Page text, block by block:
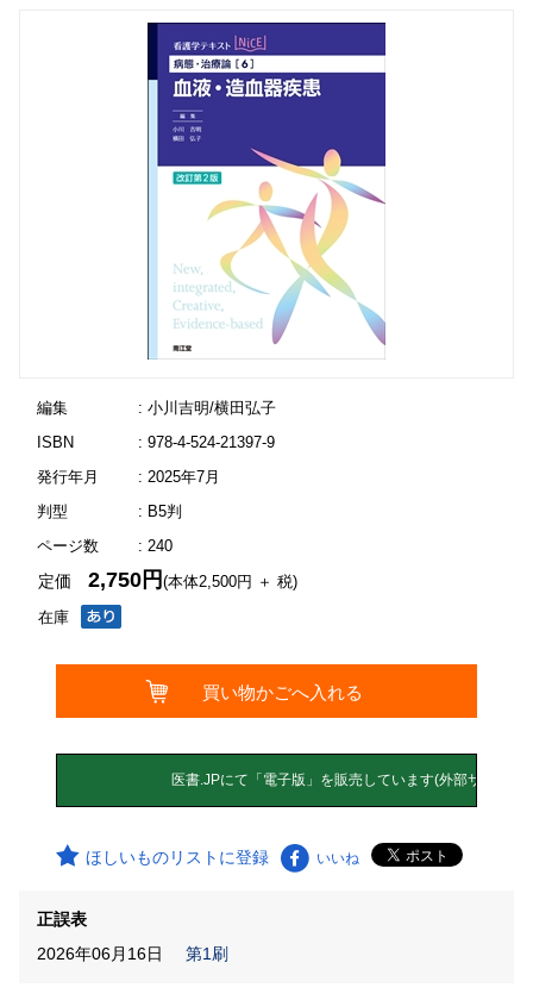
編集
: 小川吉明/横田弘子
ISBN
: 978-4-524-21397-9
発行年月
: 2025年7月
判型
: B5判
ページ数
: 240
在庫
定価2,750円(本体2,500円 ＋ 税)
ほしいものリストに登録 いいね
正誤表
2026年06月16日
第1刷